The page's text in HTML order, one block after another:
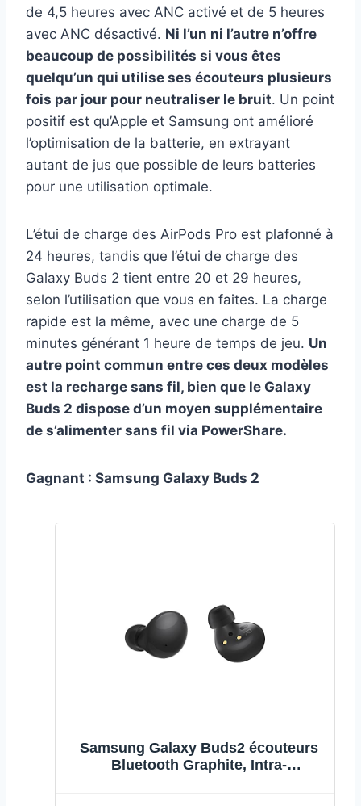
de 4,5 heures avec ANC activé et de 5 heures
avec ANC désactivé. Ni l’un ni l’autre n’offre
beaucoup de possibilités si vous êtes
quelqu’un qui utilise ses écouteurs plusieurs
fois par jour pour neutraliser le bruit. Un point
positif est qu’Apple et Samsung ont amélioré
l’optimisation de la batterie, en extrayant
autant de jus que possible de leurs batteries
pour une utilisation optimale.
L’étui de charge des AirPods Pro est plafonné à
24 heures, tandis que l’étui de charge des
Galaxy Buds 2 tient entre 20 et 29 heures,
selon l’utilisation que vous en faites. La charge
rapide est la même, avec une charge de 5
minutes générant 1 heure de temps de jeu. Un
autre point commun entre ces deux modèles
est la recharge sans fil, bien que le Galaxy
Buds 2 dispose d’un moyen supplémentaire
de s’alimenter sans fil via PowerShare.
Gagnant : Samsung Galaxy Buds 2
Samsung Galaxy Buds2 écouteurs
Bluetooth Graphite, Intra-